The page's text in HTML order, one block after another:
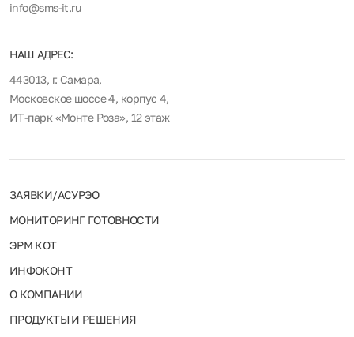
info@sms-it.ru
НАШ АДРЕС:
443013, г. Самара,
Московское шоссе 4, корпус 4,
ИТ-парк «Монте Роза», 12 этаж
ЗАЯВКИ/АСУРЭО
МОНИТОРИНГ ГОТОВНОСТИ
ЭРМ КОТ
ИНФОКОНТ
О КОМПАНИИ
ПРОДУКТЫ И РЕШЕНИЯ